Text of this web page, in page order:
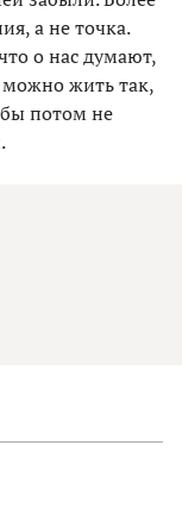
а не точка.
о нас думают,
можно жить так,
потом не